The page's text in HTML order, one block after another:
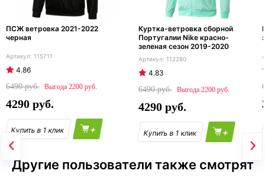
ПСЖ ветровка 2021-2022
черная
115711
4.86
6490
2200
4290
+
Куртка-ветровка сборной
Португалии Nike красно-
зеленая сезон 2019-2020
112280
4.83
6490
2200
4290
+
Другие пользователи также смотрят